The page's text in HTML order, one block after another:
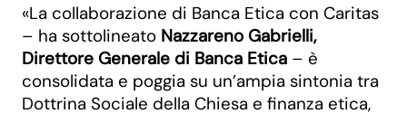
«La collaborazione di Banca Etica con Caritas
– ha sottolineato Nazzareno Gabrielli,
Direttore Generale di Banca Etica – è
consolidata e poggia su un’ampia sintonia tra
Dottrina Sociale della Chiesa e finanza etica,